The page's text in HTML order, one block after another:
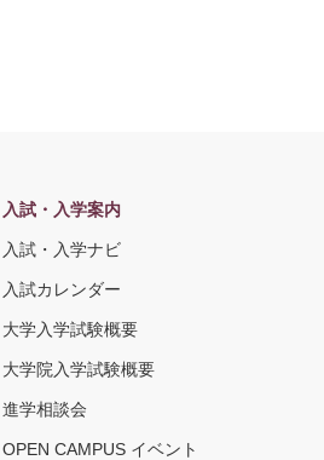
入試・入学案内
入試・入学ナビ
入試カレンダー
大学入学試験概要
大学院入学試験概要
進学相談会
OPEN CAMPUS イベント